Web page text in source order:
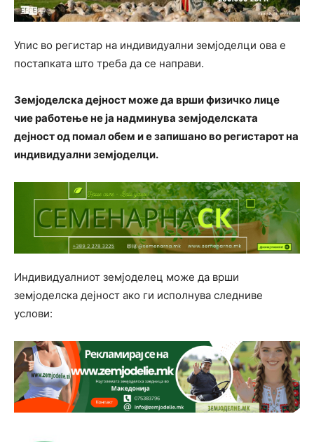
Упис во регистар на индивидуални земјоделци ова е
постапката што треба да се направи.
Земјоделска дејност може да врши физичко лице
чие работење не ја надминува земјоделската
дејност од помал обем и е запишано во регистарот на
индивидуални земјоделци.
Индивидуалниот земјоделец може да врши
земјоделска дејност ако ги исполнува следниве
услови: